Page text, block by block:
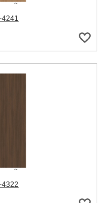
4241
4322